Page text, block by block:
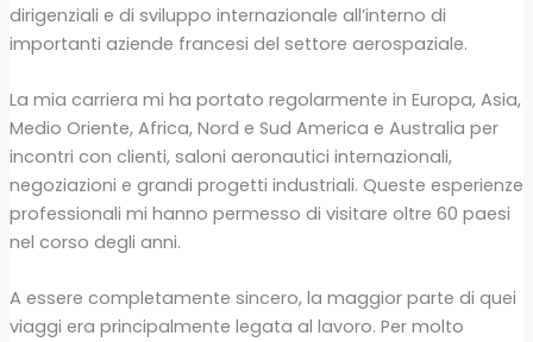
dirigenziali e di sviluppo internazionale all’interno di
importanti aziende francesi del settore aerospaziale.
La mia carriera mi ha portato regolarmente in Europa, Asia,
Medio Oriente, Africa, Nord e Sud America e Australia per
incontri con clienti, saloni aeronautici internazionali,
negoziazioni e grandi progetti industriali. Queste esperienze
professionali mi hanno permesso di visitare oltre 60 paesi
nel corso degli anni.
A essere completamente sincero, la maggior parte di quei
viaggi era principalmente legata al lavoro. Per molto